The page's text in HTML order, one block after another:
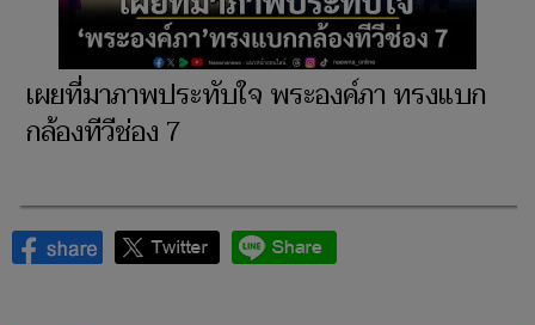
เผยที่มาภาพประทับใจ พระองค์ภา ทรงแบก
กล้องทีวีช่อง 7